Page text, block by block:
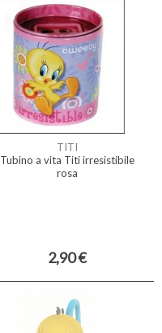
TITI
Tubino a vita Titi irresistibile
rosa
2,90 €